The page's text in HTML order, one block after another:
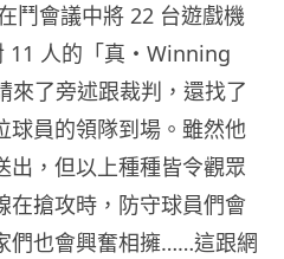
鬥會議中將 22 台遊戲機
11 人的「真・Winning
來了旁述跟裁判，還找了
球員的領隊到場。雖然他
出，但以上種種皆令觀眾
在搶攻時，防守球員們會
們也會興奮相擁……這跟網